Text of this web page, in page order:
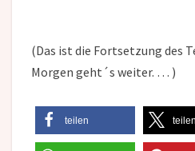
(Das ist die Fortsetzung des
Morgen geht´s weiter. … )
teilen teilen